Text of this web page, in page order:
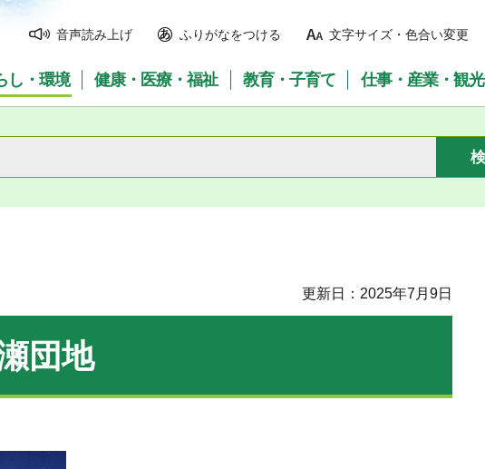
音声読み上げ ふりがなをつける 文字サイズ・色合い変更
し・環境 健康・医療・福祉 教育・子育て 仕事・産業・観光
更新日：2025年7月9日
団地